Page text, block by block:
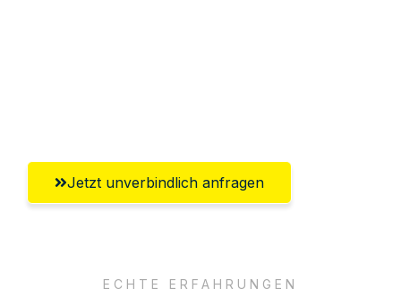
Jetzt unverbindlich anfragen
ECHTE ERFAHRUNGEN